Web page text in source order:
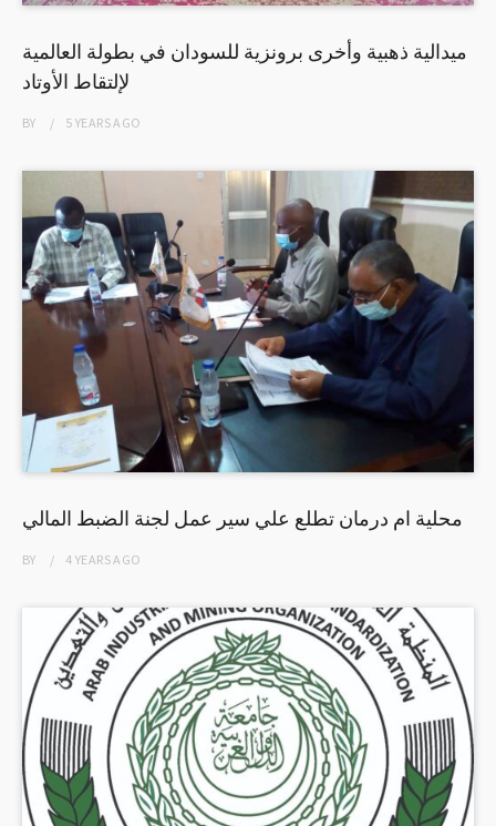
ميدالية ذهبية وأخرى برونزية للسودان في بطولة العالمية
لإلتقاط الأوتاد
BY 5 YEARSAGO
محلية ام درمان تطلع علي سير عمل لجنة الضبط المالي
BY 4 YEARSAGO